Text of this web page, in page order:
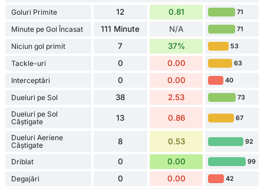
Goluri Primite 12 0.81 71
Minute pe Gol Încasat 111 Minute N/A 71
Niciun gol primit 7 37% 53
Tackle-uri 0 0.00 63
Interceptări 0 0.00 40
Dueluri pe Sol 38 2.53 73
Dueluri pe Sol
Câștigate
13 0.86 67
Dueluri Aeriene
Câștigate
8 0.53 92
Driblat 0 0.00 99
Degajări 0 0.00 42